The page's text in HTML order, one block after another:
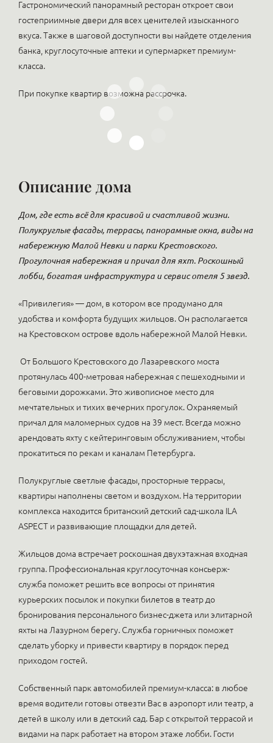
Гастрономический панорамный ресторан откроет свои
гостеприимные двери для всех ценителей изысканного
вкуса. Также в шаговой доступности вы найдете отделения
банка, круглосуточные аптеки и супермаркет премиум-
класса.
При покупке квартир возможна рассрочка.
Описание дома
Дом, где есть всё для красивой и счастливой жизни.
Полукруглые фасады, террасы, панорамные окна, виды на
набережную Малой Невки и парки Крестовского.
Прогулочная набережная и причал для яхт. Роскошный
лобби, богатая инфраструктура и сервис отеля 5 звезд.
«Привилегия» — дом, в котором все продумано для
удобства и комфорта будущих жильцов. Он располагается
на Крестовском острове вдоль набережной Малой Невки.
От Большого Крестовского до Лазаревского моста
протянулась 400-метровая набережная с пешеходными и
беговыми дорожками. Это живописное место для
мечтательных и тихих вечерних прогулок. Охраняемый
причал для маломерных судов на 39 мест. Всегда можно
арендовать яхту с кейтеринговым обслуживанием, чтобы
прокатиться по рекам и каналам Петербурга.
Полукруглые светлые фасады, просторные террасы,
квартиры наполнены светом и воздухом. На территории
комплекса находится британский детский сад-школа ILA
ASPECT и развивающие площадки для детей.
Жильцов дома встречает роскошная двухэтажная входная
группа. Профессиональная круглосуточная консьерж-
служба поможет решить все вопросы от принятия
курьерских посылок и покупки билетов в театр до
бронирования персонального бизнес-джета или элитарной
яхты на Лазурном берегу. Служба горничных поможет
сделать уборку и привести квартиру в порядок перед
приходом гостей.
Собственный парк автомобилей премиум-класса: в любое
время водители готовы отвезти Вас в аэропорт или театр, а
детей в школу или в детский сад. Бар с открытой террасой и
видами на парк работает на втором этаже лобби. Гости